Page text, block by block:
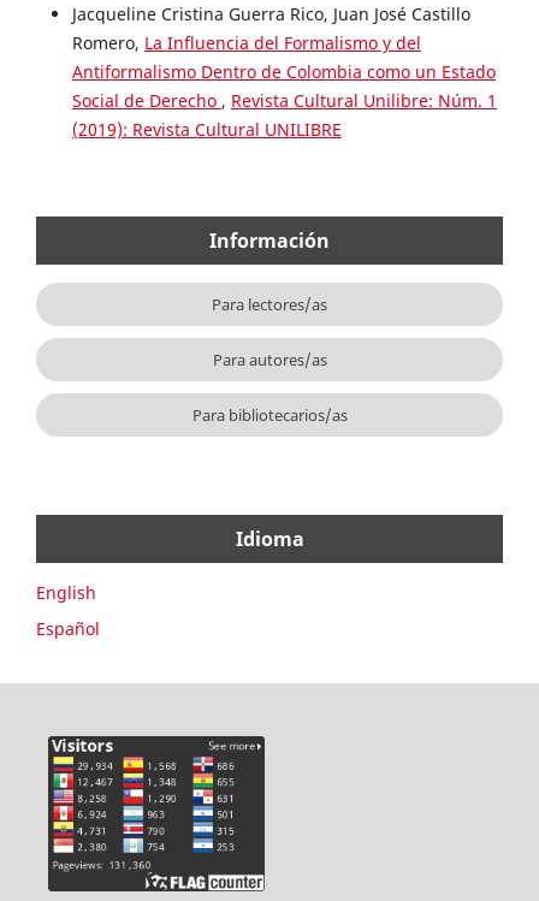
Jacqueline Cristina Guerra Rico, Juan José Castillo
Romero, La Influencia del Formalismo y del
Antiformalismo Dentro de Colombia como un Estado
Social de Derecho , Revista Cultural Unilibre: Núm. 1
(2019): Revista Cultural UNILIBRE
Información
Para lectores/as
Para autores/as
Para bibliotecarios/as
Idioma
English
Español